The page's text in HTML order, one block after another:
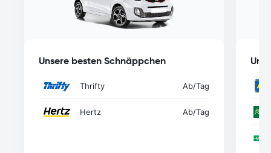
Unsere besten Schnäppchen
Thrifty Ab/Tag
Hertz Ab/Tag